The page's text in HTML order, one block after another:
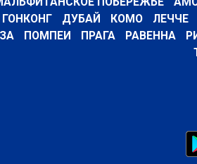
ГОНКОНГ ДУБАЙ КОМО ЛЕЧЧЕ
ПОМПЕИ ПРАГА РАВЕННА